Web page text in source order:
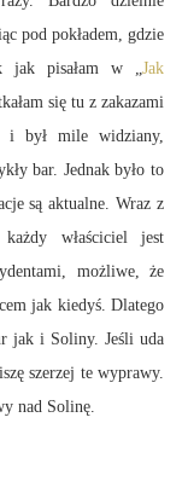
pod pokładem, gdzie
jak pisałam w „Jak
się tu z zakazami
i był mile widziany,
bar. Jednak było to
są aktualne. Wraz z
właściciel jest
możliwe, że
jak kiedyś. Dlatego
jak i Soliny. Jeśli uda
szerzej te wyprawy.
nad Solinę.